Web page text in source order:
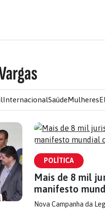
InternacionalSaúdeMulheres
POLÍTICA
Mais de 8 mil
manifesto
Nova Campanha da